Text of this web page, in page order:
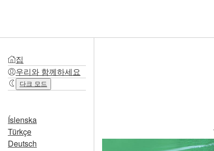
집
우리와 함께하세요
다크 모드
Íslenska
Türkçe
Deutsch